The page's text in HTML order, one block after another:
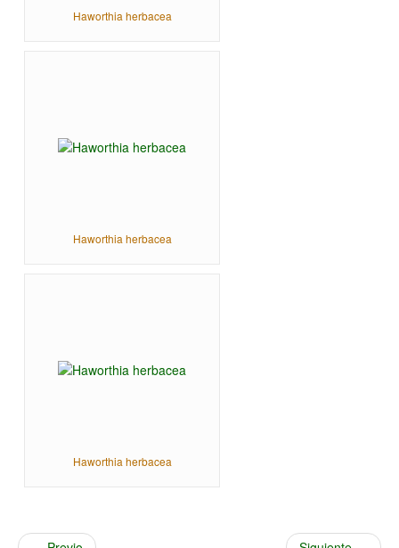
Haworthia herbacea
Haworthia herbacea
Haworthia herbacea